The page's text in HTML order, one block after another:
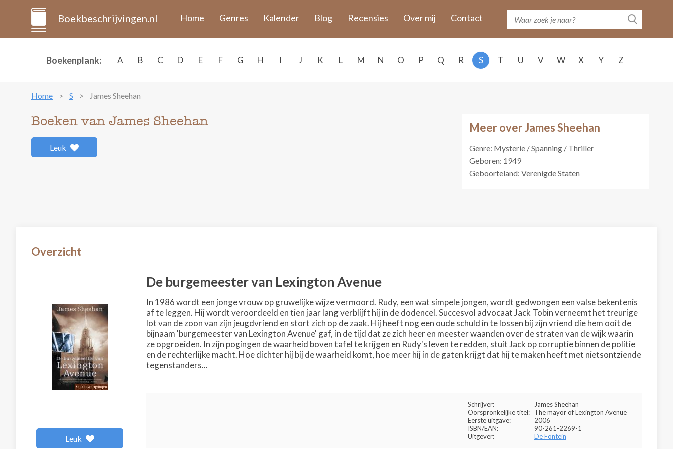
Boekbeschrijvingen.nl Home Genres Kalender Blog Recensies Over mij Contact
Boekenplank: A B C D E F G H I J K L M N O P Q R S T U V W X Y Z
Home S James Sheehan
Meer over James Sheehan
Genre: Mysterie / Spanning / Thriller
Geboren: 1949
Geboorteland: Verenigde Staten
Boeken van James Sheehan
Leuk
Overzicht
Leuk
De burgemeester van Lexington Avenue
In 1986 wordt een jonge vrouw op gruwelijke wijze vermoord. Rudy, een wat simpele jongen, wordt gedwongen een valse bekentenis
af te leggen. Hij wordt veroordeeld en tien jaar lang verblijft hij in de dodencel. Succesvol advocaat Jack Tobin verneemt het treurige
lot van de zoon van zijn jeugdvriend en stort zich op de zaak. Hij heeft nog een oude schuld in te lossen bij zijn vriend die hem ooit de
bijnaam 'burgemeester van Lexington Avenue' gaf, in de tijd dat ze zich heer en meester waanden over de straten van de wijk waarin
ze opgroeiden. In zijn pogingen de waarheid boven tafel te krijgen en Rudy's leven te redden, stuit Jack op corruptie binnen de politie
en de rechterlijke macht. Hoe dichter hij bij de waarheid komt, hoe meer hij in de gaten krijgt dat hij te maken heeft met nietsontziende
tegenstanders...
Schrijver:
James Sheehan
Oorspronkelijke titel:
The mayor of Lexington Avenue
Eerste uitgave:
2006
ISBN/EAN:
90-261-2269-1
Uitgever:
De Fontein